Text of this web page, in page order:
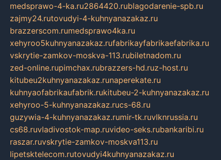
medsprawo-4-ka.ru2864420.rublagodarenie-spb.ru
zajmy24.rutovudyi-4-kuhnyanazakaz.ru
brazzerscom.rumedsprawo4ka.ru
xehyroo5kuhnyanazakaz.rufabrikayfabrikaefabrika.ru
vskrytie-zamkov-moskva-113.rubiletnadom.ru
zed-online.rupimchax.rubrazzers-hd.ruz-host.ru
kitubeu2kuhnyanazakaz.runaperekate.ru
kuhnyaofabrikaufabrik.rukitubeu-2-kuhnyanazakaz.ru
xehyroo-5-kuhnyanazakaz.rucs-68.ru
guzywia-4-kuhnyanazakaz.rumir-tk.ruvlknrussia.ru
cs68.ruvladivostok-map.ruvideo-seks.rubankaribi.ru
raszar.ruvskrytie-zamkov-moskva113.ru
lipetsktelecom.rutovudyi4kuhnyanazakaz.ru